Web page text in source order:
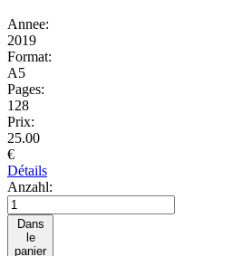
Annee:
2019
Format:
A5
Pages:
128
Prix:
25.00
€
Détails
Anzahl:
Dans
le
panier